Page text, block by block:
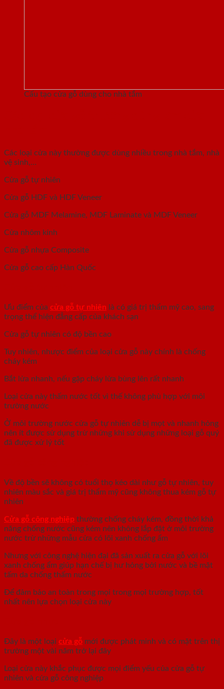
Cấu tạo cửa gỗ dùng cho nhà tắm
Các loại cửa này thường được dùng nhiều trong nhà tắm, nhà
vệ sinh,…
Cửa gỗ tự nhiên
Cửa gỗ HDF và HDF Veneer
Cửa gỗ MDF Melamine, MDF Laminate và MDF Veneer
Cửa nhôm kính
Cửa gỗ nhựa Composite
Cửa gỗ cao cấp Hàn Quốc
Ưu điểm của cửa gỗ tự nhiên là có giá trị thẩm mỹ cao, sang
trọng thể hiện đẳng cấp của khách sạn
Cửa gỗ tự nhiên có độ bền cao
Tuy nhiên, nhược điểm của loại cửa gỗ này chính là chống
cháy kém
Bắt lửa nhanh, nếu gặp cháy lửa bùng lên rất nhanh
Loại cửa này thấm nước tốt vì thế không phù hợp với môi
trường nước
Ở môi trường nước cửa gỗ tự nhiên dễ bị mọt và nhanh hỏng
nên ít được sử dụng trừ những khi sử dụng những loại gỗ quý
đã được xử lý tốt
Về độ bền sẽ không có tuổi thọ kéo dài như gỗ tự nhiên, tuy
nhiên màu sắc và giá trị thẩm mỹ cũng không thua kém gỗ tự
nhiên
Cửa gỗ công nghiệp thường chống cháy kém, đồng thời khả
năng chống nước cũng kém nên không lắp đặt ở môi trường
nước trừ những mẫu cửa có lõi xanh chống ẩm
Nhưng với công nghệ hiện đại đã sản xuất ra cửa gỗ với lõi
xanh chống ẩm giúp hạn chế bị hư hỏng bởi nước và bề mặt
tấm da chống thấm nước
Để đảm bảo an toàn trong mọi trong mọi trường hợp, tốt
nhất nên lựa chọn loại cửa này
Đây là một loại cửa gỗ mới được phát minh và có mặt trên thị
trường một vài năm trở lại đây
Loại cửa này khắc phục được mọi điểm yếu của cửa gỗ tự
nhiên và cửa gỗ công nghiệp